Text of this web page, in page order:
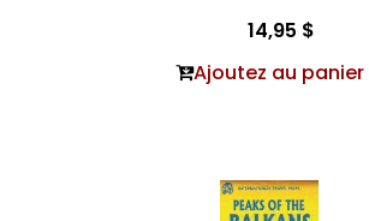
14,95 $
Ajoutez au panier